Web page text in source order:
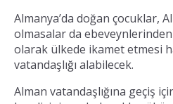
Almanya’da doğan çocuklar,
olmasalar da
olarak ülkede ikamet etmesi
vatandaşlığı alabilecek.
Alman vatandaşlığına geçiş